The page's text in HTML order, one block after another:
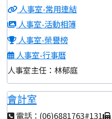
人事室-常用連結
人事室-活動相簿
人事室-榮譽榜
人事室-行事曆
人事室主任：林郁庭
會計室
電話：(06)6881763#131